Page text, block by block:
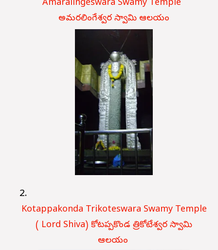
Amaralingeswara Swamy Temple
అమరలింగేశ్వర స్వామి ఆలయం
Kotappakonda Trikoteswara Swamy Temple
( Lord Shiva) కోటప్పకొండ త్రికోటేశ్వర స్వామి
ఆలయం